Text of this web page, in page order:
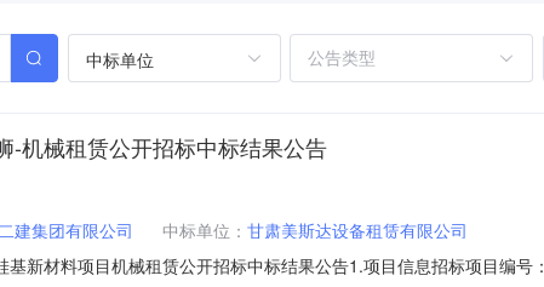
中标单位
-机械租赁公开招标中标结果公告
建集团有限公司 中标单位： 甘肃美斯达设备租赁有限公司
新材料项目机械租赁公开招标中标结果公告1.项目信息招标项目编